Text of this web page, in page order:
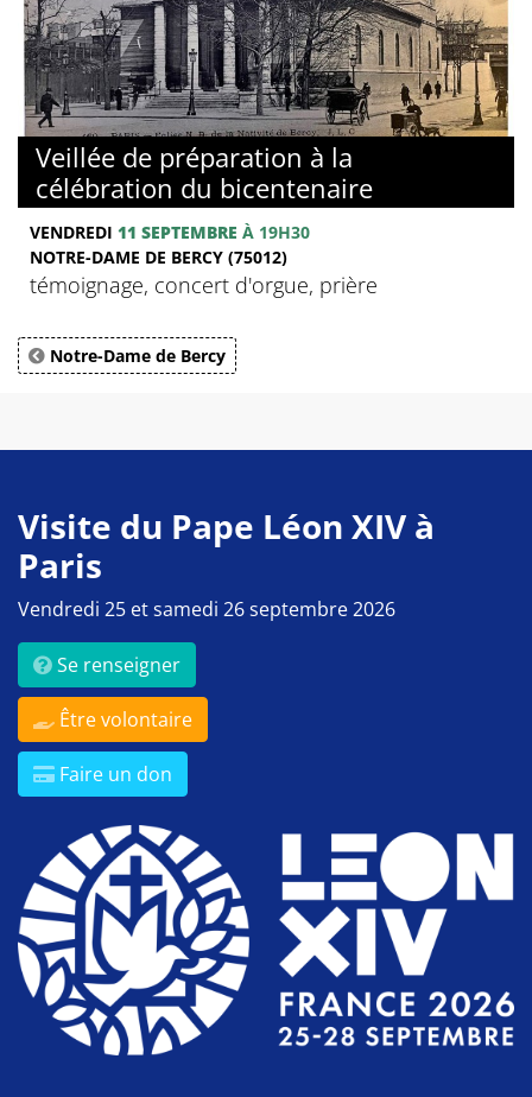
Veillée de préparation à la
célébration du bicentenaire
VENDREDI 11 SEPTEMBRE À 19H30
NOTRE-DAME DE BERCY (75012)
témoignage, concert d'orgue, prière
Notre-Dame de Bercy
Visite du Pape Léon XIV à
Paris
Vendredi 25 et samedi 26 septembre 2026
Se renseigner
Être volontaire
Faire un don